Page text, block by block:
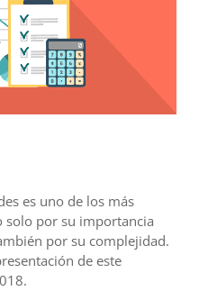
es uno de los más
solo por su importancia
por su complejidad.
de este